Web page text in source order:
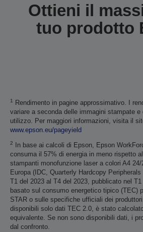
Ottieni il
tuo prodotto
1
Rendimento in pagine approssimativo. I
variare a seconda delle immagini stampate e
utilizzo. Per maggiori informazioni, visita il
www.epson.eu/pageyield
2 In base ai calcoli di Epson, Epson
consuma il 57% di energia in meno rispetto
stampanti monofunzione laser a colori A4
Europa (IDC, Quarterly Hardcopy
T1 del 2023 al T4 del 2023, pubblicato nel
basato sul consumo energetico tipico (TEC)
STAR o sulle specifiche ufficiali dei
disponibili solo dati TEC 2.0, è stato
equivalente. Se non sono disponibili dati, i
dal confronto.